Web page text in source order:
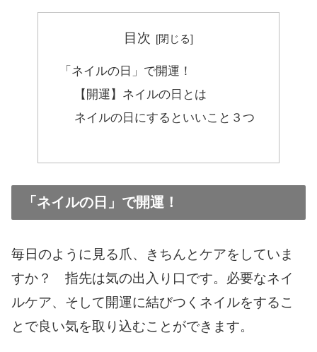
目次
「ネイルの日」で開運！
【開運】ネイルの日とは
ネイルの日にするといいこと３つ
「ネイルの日」で開運！
毎日のように見る爪、きちんとケアをしていま
すか？ 指先は気の出入り口です。必要なネイ
ルケア、そして開運に結びつくネイルをするこ
とで良い気を取り込むことができます。